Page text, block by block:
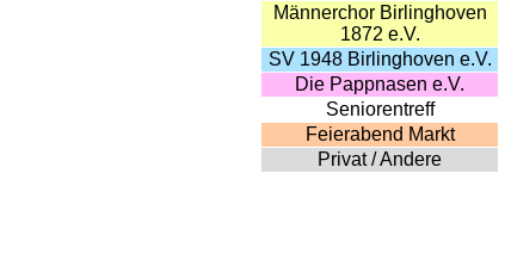
Männerchor Birlinghoven
1872 e.V.
SV 1948 Birlinghoven e.V.
Die Pappnasen e.V.
Seniorentreff
Feierabend Markt
Privat / Andere